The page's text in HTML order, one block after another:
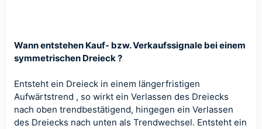
Wann entstehen Kauf- bzw. Verkaufssignale bei einem
symmetrischen Dreieck ?
Entsteht ein Dreieck in einem längerfristigen
Aufwärtstrend , so wirkt ein Verlassen des Dreiecks
nach oben trendbestätigend, hingegen ein Verlassen
des Dreiecks nach unten als Trendwechsel. Entsteht ein